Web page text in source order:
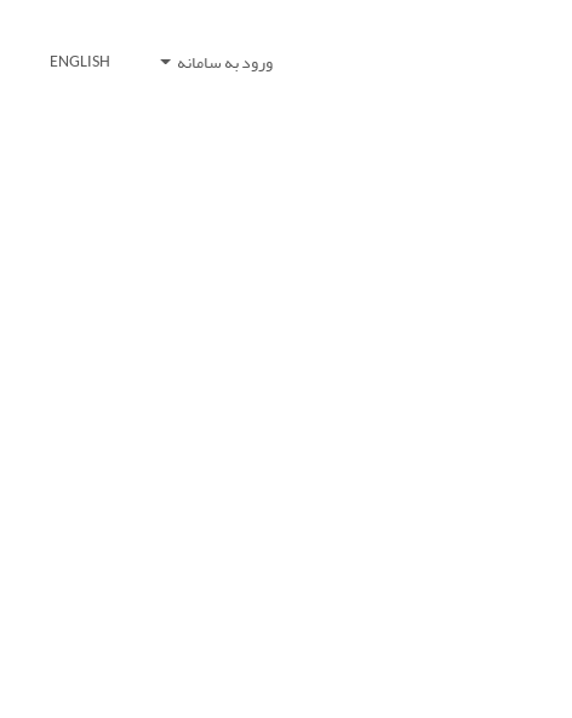
ورود به سامانه ENGLISH